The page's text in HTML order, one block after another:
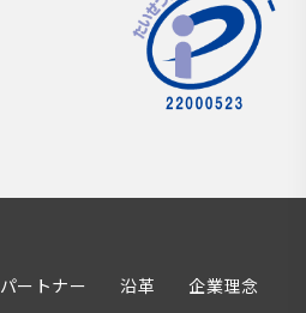
パートナー 沿革 企業理念